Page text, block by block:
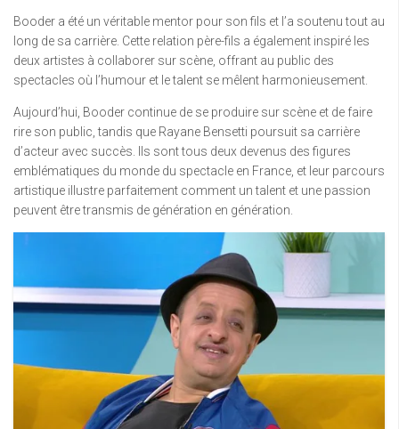
Booder a été un véritable mentor pour son fils et l’a soutenu tout au
long de sa carrière. Cette relation père-fils a également inspiré les
deux artistes à collaborer sur scène, offrant au public des
spectacles où l’humour et le talent se mêlent harmonieusement.
Aujourd’hui, Booder continue de se produire sur scène et de faire
rire son public, tandis que Rayane Bensetti poursuit sa carrière
d’acteur avec succès. Ils sont tous deux devenus des figures
emblématiques du monde du spectacle en France, et leur parcours
artistique illustre parfaitement comment un talent et une passion
peuvent être transmis de génération en génération.